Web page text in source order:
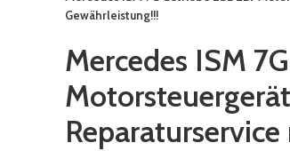
Gewährleistung!!!
Mercedes ISM